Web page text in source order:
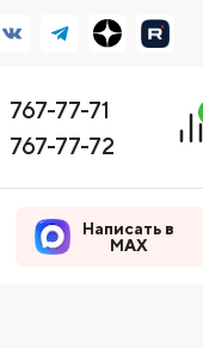
767-77-71
767-77-72
Написать в
MAX